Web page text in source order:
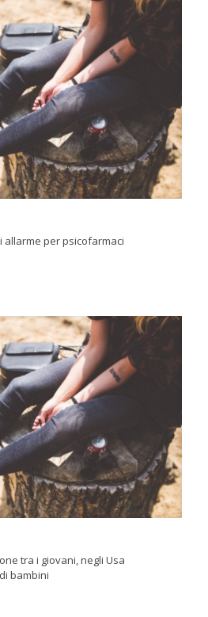
allarme per psicofarmaci
tra i giovani, negli Usa
bambini